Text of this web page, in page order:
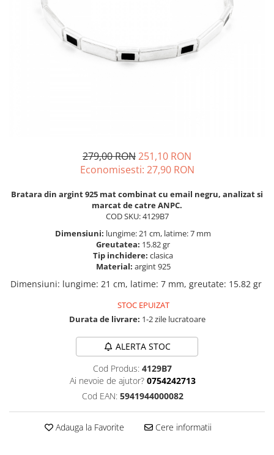
BRATARA TIP ROZARIU
279,00 RON251,10 RON
Economisesti: 27,90 RON
Bratara din argint 925 mat combinat cu email negru, analizat si
marcat de catre ANPC.
COD SKU: 4129B7
Dimensiuni: lungime: 21 cm, latime: 7 mm
Greutatea: 15.82 gr
Tip inchidere: clasica
Material: argint 925
Dimensiuni: lungime: 21 cm, latime: 7 mm, greutate: 15.82 gr
STOC EPUIZAT
Durata de livrare: 1-2 zile lucratoare
ALERTA STOC
Cod Produs: 4129B7
Ai nevoie de ajutor? 0754242713
Cod EAN: 5941944000082
Adauga la Favorite Cere informatii